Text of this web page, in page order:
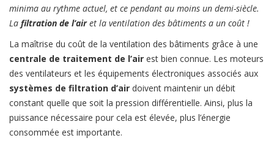
minima au rythme actuel, et ce pendant au moins un demi-siècle.
La filtration de l’airet la ventilation des bâtiments a un coût !
La maîtrise du coût de la ventilation des bâtiments grâce à une
centrale de traitement de l’air est bien connue. Les moteurs
des ventilateurs et les équipements électroniques associés aux
systèmes de filtration d’air doivent maintenir un débit
constant quelle que soit la pression différentielle. Ainsi, plus la
puissance nécessaire pour cela est élevée, plus l’énergie
consommée est importante.